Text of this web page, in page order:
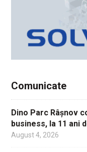
Comunicate
Dino Parc Râșnov
business, la 11 ani
August 4, 2026